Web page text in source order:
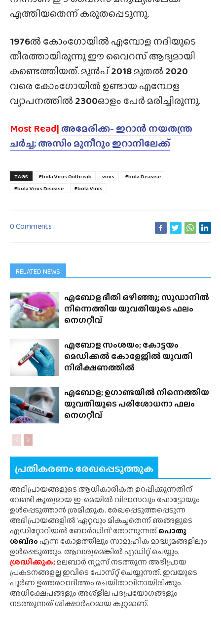
എത്തിയതെന്ന് കരുതപ്പെടുന്നു.
1976ൽ കോംഗോയിൽ എമ്പോള നദിയുടെ
തീരത്തായിരുന്നു ഈ വൈറസ് ആദ്യമായി
കണ്ടെത്തിയത്. മുൻപ്2018മുതൽ 2020
വരെ കോംഗോയിൽ ഉണ്ടായ എമ്പോള
വ്യാപനത്തിൽ 2300ഓളം പേർ മരിച്ചിരുന്നു.
Most Read| അമേരിക്ക- ഇറാൻ നയതന്ത്ര
ചർച്ച; അസിം മുനീറും ഇറാനിലേക്ക്
TAGS Ebola Virus Outbreak virus
Ebola Disease
Ebola Virus Disease
Ebola Virus
0 Comments
RELATED NEWS
എബോള ഭീതി ഒഴിഞ്ഞു; സുഡാനിൽ
നിന്നെത്തിയ യുവതിയുടെ ഫലം
നെഗറ്റീവ്
എബോള സംശയം; കോട്ടയം
മെഡിക്കൽ കോളേജിൽ യുവതി
നിരീക്ഷണത്തിൽ
എബോള; ഉഗാണ്ടയിൽ നിന്നെത്തിയ
യുവതിയുടെ പരിശോധനാ ഫലം
നെഗറ്റീവ്
പ്രതികരണം രേഖപ്പെടുത്തുക
അഭിപ്രായങ്ങളുടെ ആധികാരികത ഉറപ്പിക്കുന്നതിന്
വേണ്ടി കൃത്യമായ ഇ-മെയിൽ വിലാസവും ഫോട്ടോയും
ഉൾപ്പെടുത്താൻ ശ്രമിക്കുക. രേഖപ്പെടുത്തപ്പെടുന്ന
അഭിപ്രായങ്ങളിൽ 'ഏറ്റവും മികച്ചതെന്ന് ഞങ്ങളുടെ
എഡിറ്റോറിയൽ ബോർഡിന്' തോന്നുന്നത്പൊതു
ശബ്‌ദംഎന്ന കോളത്തിലും സാമൂഹിക മാദ്ധ്യമങ്ങളിലും
ഉൾപ്പെടുത്തും. ആവശ്യമെങ്കിൽ എഡിറ്റ് ചെയ്യും.
ശ്രദ്ധിക്കുക;മലബാർ ന്യൂസ് നടത്തുന്ന അഭിപ്രായ
പ്രകടനങ്ങളല്ല ഇവിടെ പോസ്‌റ്റ് ചെയ്യുന്നത്. ഇവയുടെ
പൂർണ ഉത്തരവാദിത്തം രചയിതാവിനായിരിക്കും.
അധിക്ഷേപങ്ങളും അശ്‌ളീല പദപ്രയോഗങ്ങളും
നടത്തുന്നത് ശിക്ഷാർഹമായ കുറ്റമാണ്.